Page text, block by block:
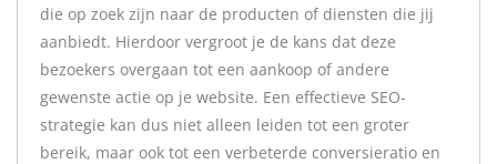
die op zoek zijn naar de producten of diensten die jij
aanbiedt. Hierdoor vergroot je de kans dat deze
bezoekers overgaan tot een aankoop of andere
gewenste actie op je website. Een effectieve SEO-
strategie kan dus niet alleen leiden tot een groter
bereik, maar ook tot een verbeterde conversieratio en